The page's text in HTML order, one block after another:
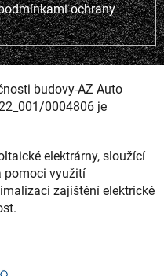
ochrany
budovy-AZ Auto
0004806 je
elektrárny, sloužící
pomoci využití
zajištění elektrické